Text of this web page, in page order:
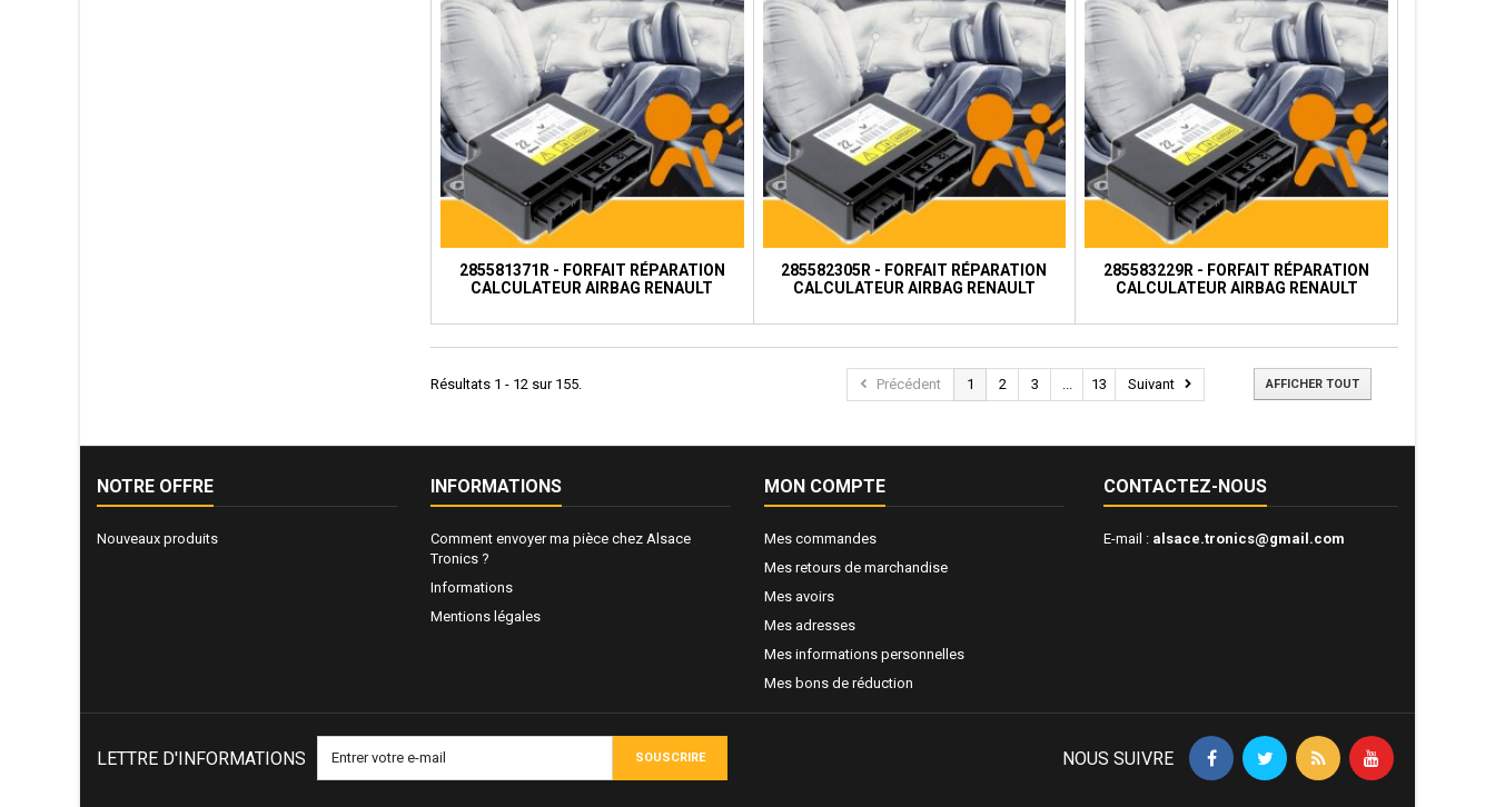
285581371R - FORFAIT RÉPARATION
CALCULATEUR AIRBAG RENAULT
285582305R - FORFAIT RÉPARATION
CALCULATEUR AIRBAG RENAULT
285583229R - FORFAIT RÉPARATION
CALCULATEUR AIRBAG RENAULT
Précédent 1 2 3 13 Suivant AFFICHER TOUT
Résultats 1 - 12 sur 155.
NOTRE OFFRE
Nouveaux produits
INFORMATIONS
Comment envoyer ma pièce chez Alsace
Tronics ?
Informations
Mentions légales
MON COMPTE
Mes commandes
Mes retours de marchandise
Mes avoirs
Mes adresses
Mes informations personnelles
Mes bons de réduction
CONTACTEZ-NOUS
E-mail : alsace.tronics@gmail.com
LETTRE D'INFORMATIONS SOUSCRIRE NOUS SUIVRE